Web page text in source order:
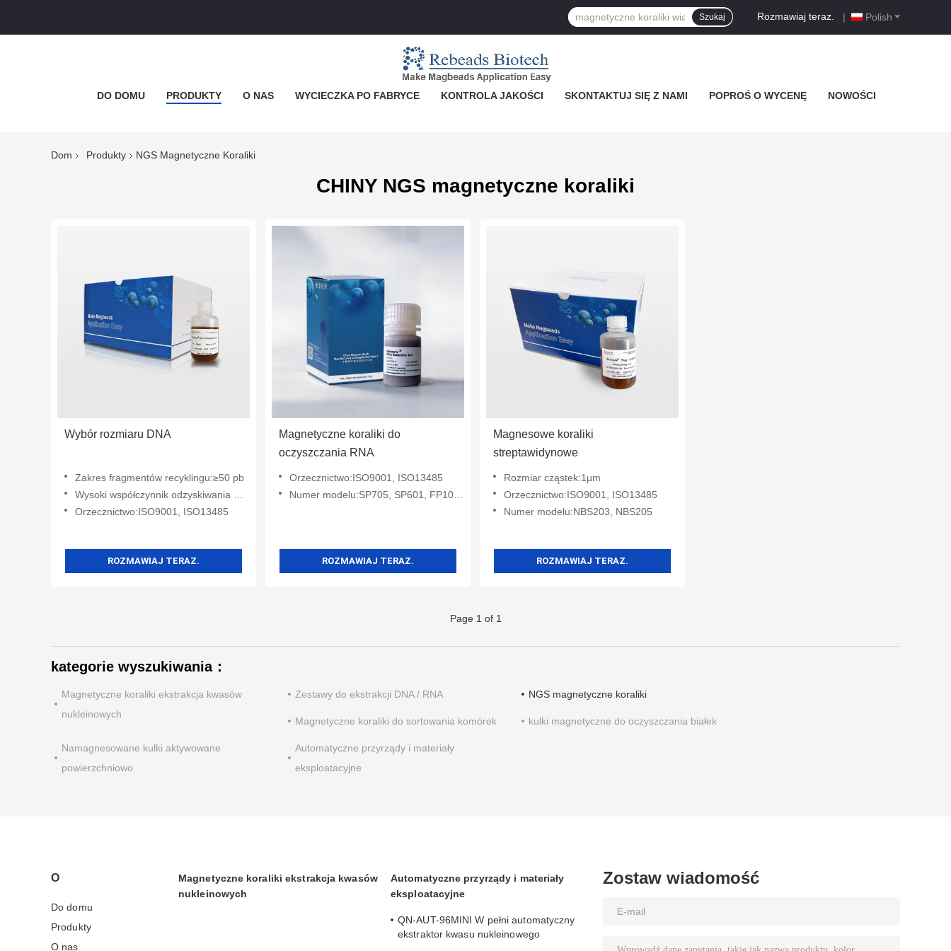
Polish
Rozmawiaj teraz. |
Szukaj
DO DOMU PRODUKTY O NAS WYCIECZKA PO FABRYCE KONTROLA JAKOŚCI SKONTAKTUJ SIĘ Z NAMI POPROŚ O WYCENĘ NOWOŚCI
Dom Produkty NGS Magnetyczne Koraliki
CHINY NGS magnetyczne koraliki
Wybór rozmiaru DNA
Zakres fragmentów recyklingu:≥50 pb
Wysoki współczynnik odzyskiwania DNA:ponad 90%
Orzecznictwo:ISO9001, ISO13485
ROZMAWIAJ TERAZ.
Magnetyczne koraliki do
oczyszczania RNA
Orzecznictwo:ISO9001, ISO13485
Numer modelu:SP705, SP601, FP106, FP103, GP537, FP107, FP102
ROZMAWIAJ TERAZ.
Magnesowe koraliki
streptawidynowe
Rozmiar cząstek:1µm
Orzecznictwo:ISO9001, ISO13485
Numer modelu:NBS203, NBS205
ROZMAWIAJ TERAZ.
Page 1 of 1
kategorie wyszukiwania：
Magnetyczne koraliki ekstrakcja kwasów
nukleinowych
Zestawy do ekstrakcji DNA / RNA NGS magnetyczne koraliki
Magnetyczne koraliki do sortowania komórek kulki magnetyczne do oczyszczania białek
Namagnesowane kulki aktywowane
powierzchniowo
Automatyczne przyrządy i materiały
eksploatacyjne
O
Do domu
Produkty
O nas
Magnetyczne koraliki ekstrakcja kwasów
nukleinowych
Automatyczne przyrządy i materiały
eksploatacyjne
QN-AUT-96MINI W pełni automatyczny
ekstraktor kwasu nukleinowego
Zostaw wiadomość